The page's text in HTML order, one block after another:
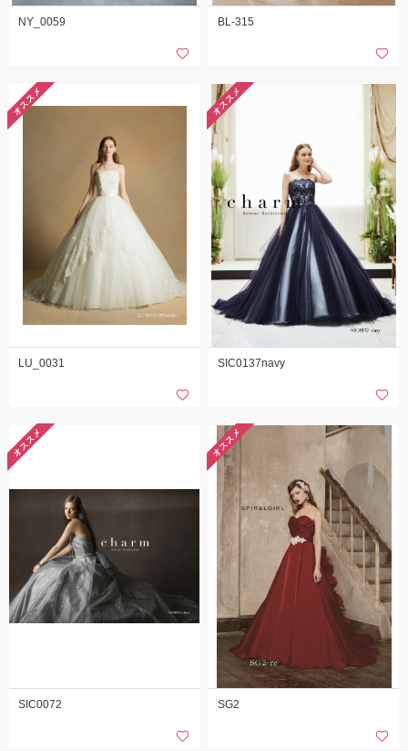
NY_0059 BL-315
オススメ
LU_0031
オススメ
SIC0137navy
オススメ
SIC0072
オススメ
SG2